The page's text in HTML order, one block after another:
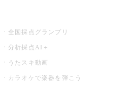
全国採点グランプリ
分析採点AI＋
うたスキ動画
カラオケで楽器を弾こう